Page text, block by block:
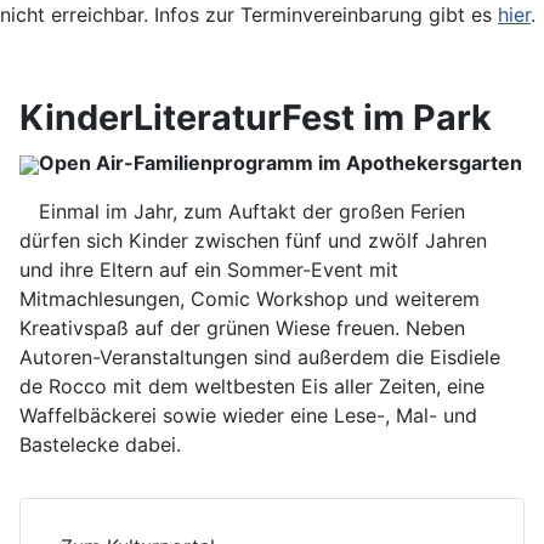
nicht erreichbar. Infos zur Terminvereinbarung gibt es hier.
KinderLiteraturFest im Park
Open Air-Familienprogramm im Apothekersgarten
Einmal im Jahr, zum Auftakt der großen Ferien
dürfen sich Kinder zwischen fünf und zwölf Jahren
und ihre Eltern auf ein Sommer-Event mit
Mitmachlesungen, Comic Workshop und weiterem
Kreativspaß auf der grünen Wiese freuen. Neben
Autoren-Veranstaltungen sind außerdem die Eisdiele
de Rocco mit dem weltbesten Eis aller Zeiten, eine
Waffelbäckerei sowie wieder eine Lese-, Mal- und
Bastelecke dabei.